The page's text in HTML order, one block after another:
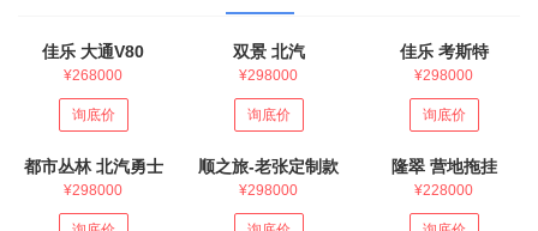
佳乐 大通V80
¥268000
询底价
双景 北汽
¥298000
询底价
佳乐 考斯特
¥298000
询底价
都市丛林 北汽勇士
¥298000
顺之旅-老张定制款
¥298000
隆翠 营地拖挂
¥228000